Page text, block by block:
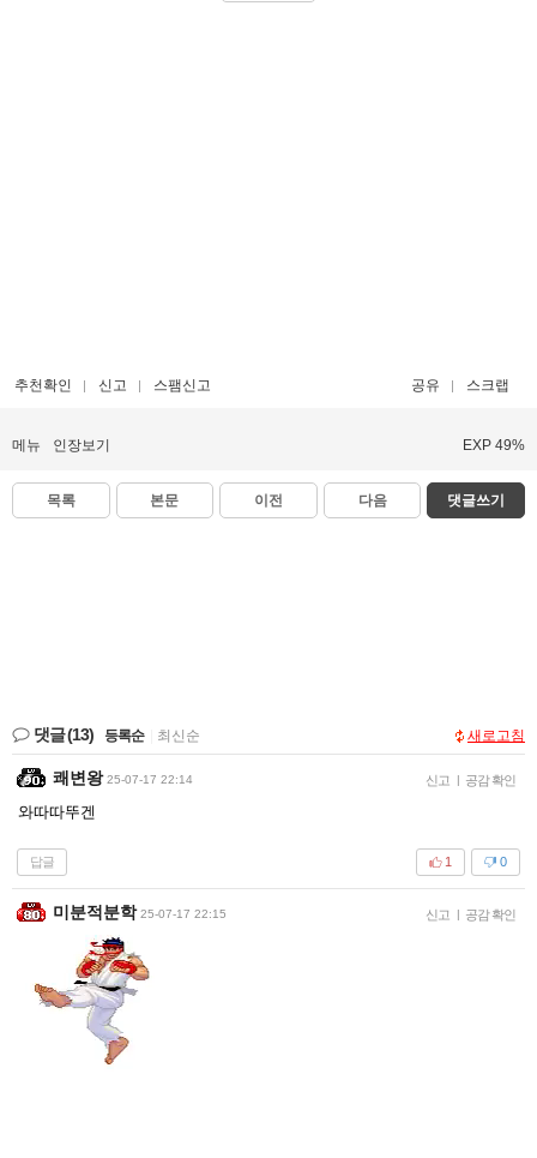
추천확인 신고 스팸신고 공유 스크랩
메뉴 인장보기 EXP 49%
목록 본문 이전 다음 댓글쓰기
댓글(13) 등록순 최신순 새로고침
쾌변왕 25-07-17 22:14 신고 | 공감 확인
와따따뚜겐
답글 0
1
미분적분학 25-07-17 22:15 신고 | 공감 확인